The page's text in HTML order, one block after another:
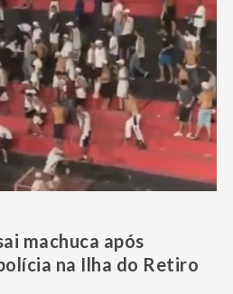
machuca após
na Ilha do Retiro